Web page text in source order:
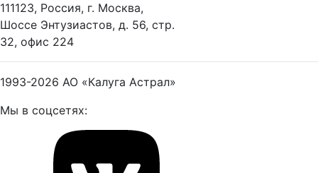
111123, Россия, г. Москва,
Шоссе Энтузиастов, д. 56, стр.
32, офис 224
1993-2026 АО «Калуга Астрал»
Мы в соцсетях: